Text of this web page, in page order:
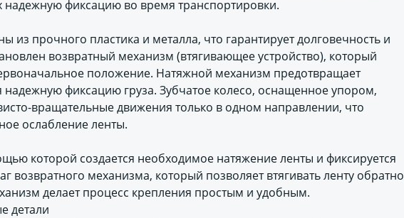
надежную фиксацию во время транспортировки.
из прочного пластика и металла, что гарантирует долговечность и
возвратный механизм (втягивающее устройство), который
положение. Натяжной механизм предотвращает
надежную фиксацию груза. Зубчатое колесо, оснащенное упором,
вращательные движения только в одном направлении, что
ослабление ленты.
которой создается необходимое натяжение ленты и фиксируется
возвратного механизма, который позволяет втягивать ленту обратно
делает процесс крепления простым и удобным.
детали